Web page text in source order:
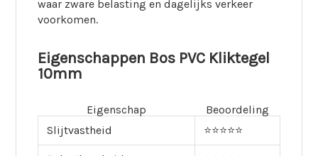
waar zware belasting en dagelijks verkeer
voorkomen.
Eigenschappen Bos PVC Kliktegel
10mm
Eigenschap
Beoordeling
Slijtvastheid
⭐⭐⭐⭐⭐